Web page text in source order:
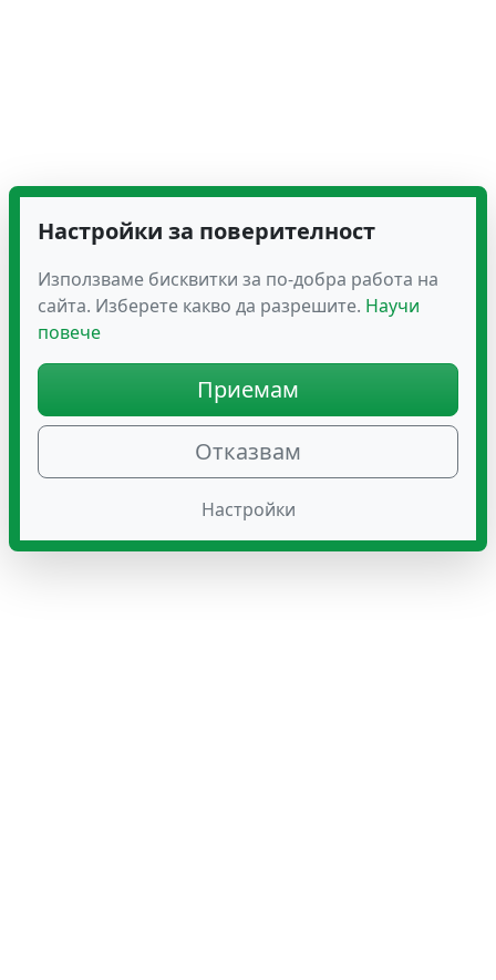
Настройки за поверителност
Използваме бисквитки за по-добра работа на
сайта. Изберете какво да разрешите. Научи
повече
Приемам
Отказвам
Настройки